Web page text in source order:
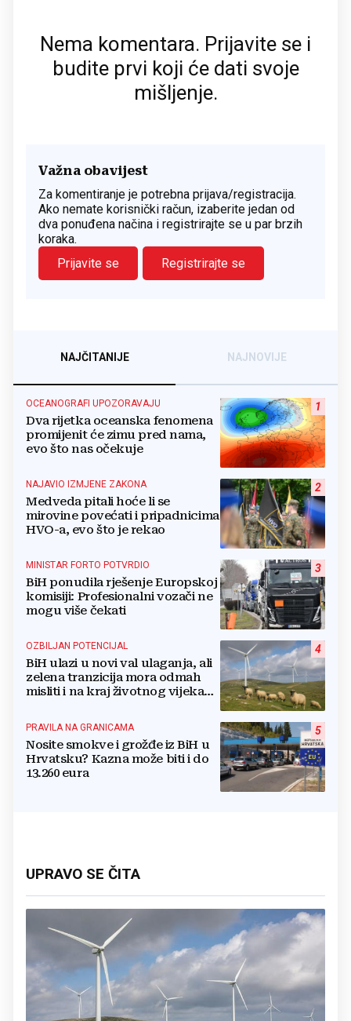
Nema komentara. Prijavite se i
budite prvi koji će dati svoje
mišljenje.
Važna obavijest
Za komentiranje je potrebna prijava/registracija.
Ako nemate korisnički račun, izaberite jedan od
dva ponuđena načina i registrirajte se u par brzih
koraka.
Prijavite se
Registrirajte se
NAJČITANIJE NAJNOVIJE
1
OCEANOGRAFI UPOZORAVAJU
Dva rijetka oceanska fenomena
promijenit će zimu pred nama,
evo što nas očekuje
2
NAJAVIO IZMJENE ZAKONA
Medveda pitali hoće li se
mirovine povećati i pripadnicima
HVO-a, evo što je rekao
3
MINISTAR FORTO POTVRDIO
BiH ponudila rješenje Europskoj
komisiji: Profesionalni vozači ne
mogu više čekati
4
OZBILJAN POTENCIJAL
BiH ulazi u novi val ulaganja, ali
zelena tranzicija mora odmah
misliti i na kraj životnog vijeka
5
PRAVILA NA GRANICAMA
Nosite smokve i grožđe iz BiH u
Hrvatsku? Kazna može biti i do
13.260 eura
UPRAVO SE ČITA